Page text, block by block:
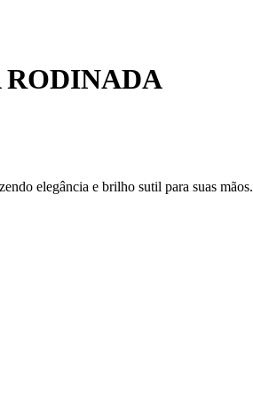
RODINADA
elegância e brilho sutil para suas mãos.